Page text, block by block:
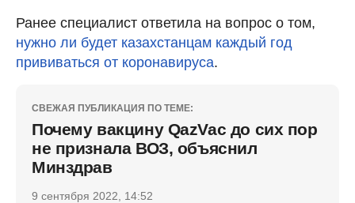
Ранее специалист ответила на вопрос о том,
нужно ли будет казахстанцам каждый год
прививаться от коронавируса.
СВЕЖАЯ ПУБЛИКАЦИЯ ПО ТЕМЕ:
Почему вакцину QazVac до сих пор
не признала ВОЗ, объяснил
Минздрав
9 сентября 2022, 14:52